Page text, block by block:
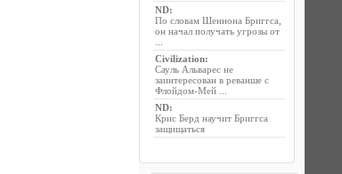
ND:
По словам Шеннона Бриггса,
он начал получать угрозы от
Civilization:
Сауль Альварес не
заинтересован в реванше с
Флойдом-Мей ...
ND:
Крис Берд научит Бриггса
защищаться